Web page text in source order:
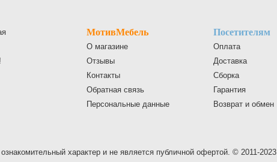
МотивМебель
О магазине
Отзывы
Контакты
Обратная связь
Персональные данные
Посетителям
Оплата
Доставка
Сборка
Гарантия
Возврат и обмен
характер и не является публичной офертой. © 2011-2023